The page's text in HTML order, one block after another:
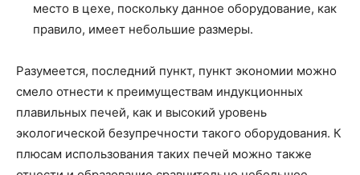
место в цехе, поскольку данное оборудование, как
правило, имеет небольшие размеры.
Разумеется, последний пункт, пункт экономии можно
смело отнести к преимуществам индукционных
плавильных печей, как и высокий уровень
экологической безупречности такого оборудования. К
плюсам использования таких печей можно также